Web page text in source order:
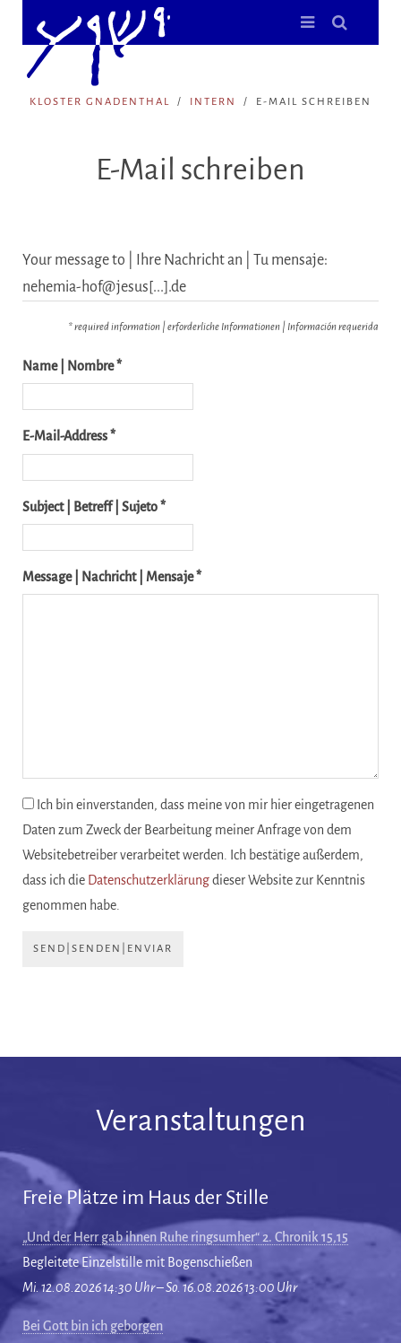
KLOSTER GNADENTHAL INTERN E-MAIL SCHREIBEN
E-Mail schreiben
Your message to | Ihre Nachricht an | Tu mensaje:
nehemia-hof@jesus[...].de
* required information | erforderliche Informationen | Información requerida
Name | Nombre *
E-Mail-Address *
Subject | Betreff | Sujeto *
Message | Nachricht | Mensaje *
Ich bin einverstanden, dass meine von mir hier eingetragenen
Daten zum Zweck der Bearbeitung meiner Anfrage von dem
Websitebetreiber verarbeitet werden. Ich bestätige außerdem,
dass ich die Datenschutzerklärungdieser Website zur Kenntnis
genommen habe.
SEND|SENDEN|ENVIAR
Veranstaltungen
Freie Plätze im Haus der Stille
„Und der Herr gab ihnen Ruhe ringsumher“ 2. Chronik 15,15
Begleitete Einzelstille mit Bogenschießen
Mi. 12.08.2026 14:30 Uhr – So. 16.08.2026 13:00 Uhr
Bei Gott bin ich geborgen